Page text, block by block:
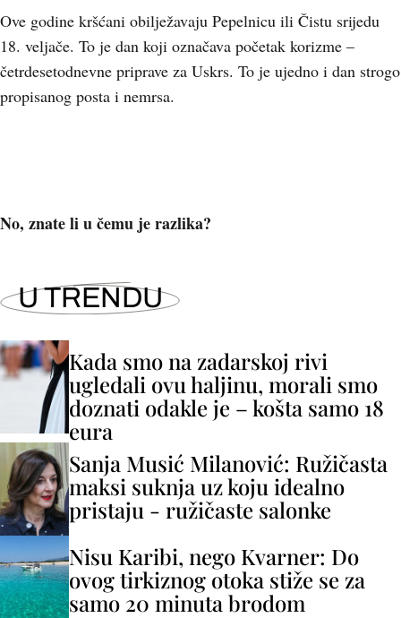
Ove godine kršćani obilježavaju Pepelnicu ili Čistu srijedu
18. veljače. To je dan koji označava početak korizme –
četrdesetodnevne priprave za Uskrs. To je ujedno i dan strogo
propisanog posta i nemrsa.
No, znate li u čemu je razlika?
U TRENDU
Kada smo na zadarskoj rivi
ugledali ovu haljinu, morali smo
doznati odakle je – košta samo 18
eura
Sanja Musić Milanović: Ružičasta
maksi suknja uz koju idealno
pristaju - ružičaste salonke
Nisu Karibi, nego Kvarner: Do
ovog tirkiznog otoka stiže se za
samo 20 minuta brodom